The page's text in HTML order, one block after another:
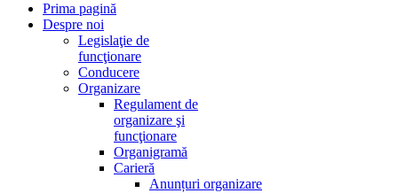
Prima pagină
Despre noi
Legislaţie de
funcţionare
Conducere
Organizare
Regulament de
organizare şi
funcţionare
Organigramă
Carieră
Anunțuri organizare